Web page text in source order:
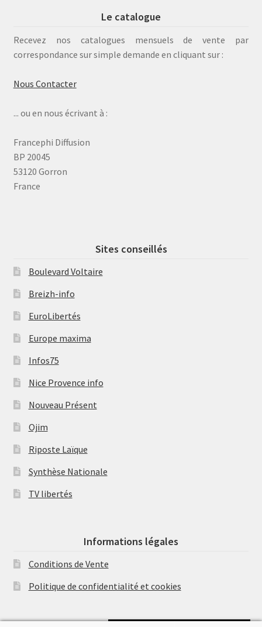
Le catalogue
Recevez nos catalogues mensuels de vente par
correspondance sur simple demande en cliquant sur :
Nous Contacter
... ou en nous écrivant à :
Francephi Diffusion
BP 20045
53120 Gorron
France
Sites conseillés
Boulevard Voltaire
Breizh-info
EuroLibertés
Europe maxima
Infos75
Nice Provence info
Nouveau Présent
Ojim
Riposte Laïque
Synthèse Nationale
TV libertés
Informations légales
Conditions de Vente
Politique de confidentialité et cookies